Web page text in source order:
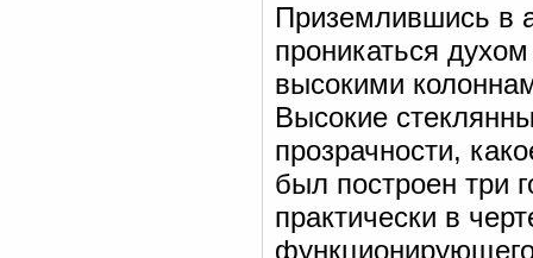
Приземлившись в
проникаться
высокими
Высокие
прозрачности,
был построен три
практически в